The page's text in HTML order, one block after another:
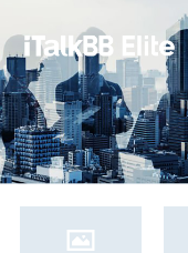
非盈利组织